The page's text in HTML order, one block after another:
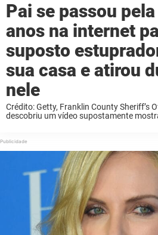
Pai se passou
anos na internet
suposto
sua casa e atirou
nele
Crédito: Getty, Franklin County Sheriff’s
descobriu um vídeo supostamente